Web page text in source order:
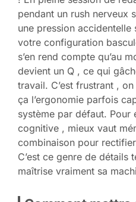
pendant un rush nerveux
une pression
votre configuration
s’en rend compte qu’au
devient un Q , ce qui
travail. C’est frustrant ,
ça l’ergonomie parfois
système par défaut. Pour
cognitive , mieux vaut
combinaison pour
C’est ce genre de détails
maîtrise vraiment sa